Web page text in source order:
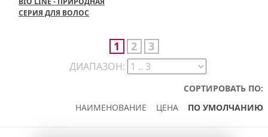
СЕРИЯ ДЛЯ ВОЛОС
1 2 3
ДИАПАЗОН:
СОРТИРОВАТЬ ПО:
НАИМЕНОВАНИЕ
ЦЕНА ПО УМОЛЧАНИЮ